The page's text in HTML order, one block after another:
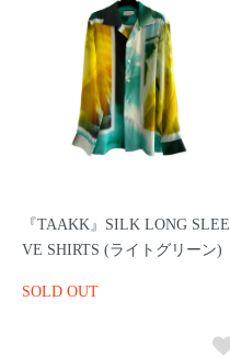
『TAAKK』SILK LONG SLEE
VE SHIRTS (ライトグリーン)
SOLD OUT